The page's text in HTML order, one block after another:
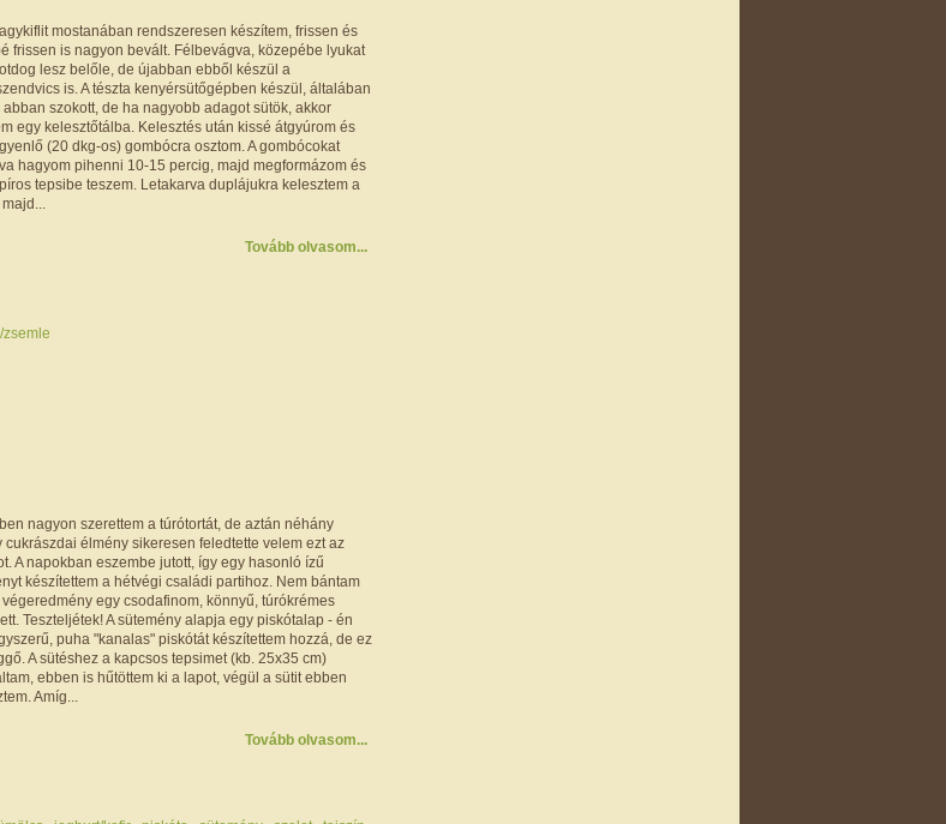
mostanában rendszeresen készítem, frissen és
frissen is nagyon bevált. Félbevágva, közepébe lyukat
lesz belőle, de újabban ebből készül a
is. A tészta kenyérsütőgépben készül, általában
szokott, de ha nagyobb adagot sütök, akkor
egy kelesztőtálba. Kelesztés után kissé átgyúrom és
(20 dkg-os) gombócra osztom. A gombócokat
hagyom pihenni 10-15 percig, majd megformázom és
tepsibe teszem. Letakarva duplájukra kelesztem a
Tovább olvasom...
zsemle
nagyon szerettem a túrótortát, de aztán néhány
cukrászdai élmény sikeresen feledtette velem ezt az
A napokban eszembe jutott, így egy hasonló ízű
készítettem a hétvégi családi partihoz. Nem bántam
egy csodafinom, könnyű, túrókrémes
Teszteljétek! A sütemény alapja egy piskótalap - én
puha "kanalas" piskótát készítettem hozzá, de ez
A sütéshez a kapcsos tepsimet (kb. 25x35 cm)
ebben is hűtöttem ki a lapot, végül a sütit ebben
Amíg...
Tovább olvasom...